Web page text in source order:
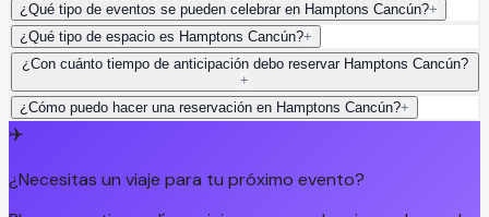
¿Qué tipo de eventos se pueden celebrar en Hamptons Cancún?+
¿Qué tipo de espacio es Hamptons Cancún?+
¿Con cuánto tiempo de anticipación debo reservar Hamptons Cancún?
+
¿Cómo puedo hacer una reservación en Hamptons Cancún?+
✈️
¿Necesitas un viaje para tu próximo evento?